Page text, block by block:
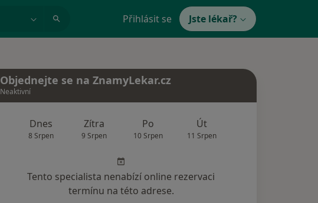
Přihlásit se Jste lékař?
Objednejte se na ZnamyLekar.cz
Neaktivní
Dnes
8 Srpen
Zítra
9 Srpen
Po
10 Srpen
Út
11 Srpen
Tento specialista nenabízí online rezervaci
termínu na této adrese.